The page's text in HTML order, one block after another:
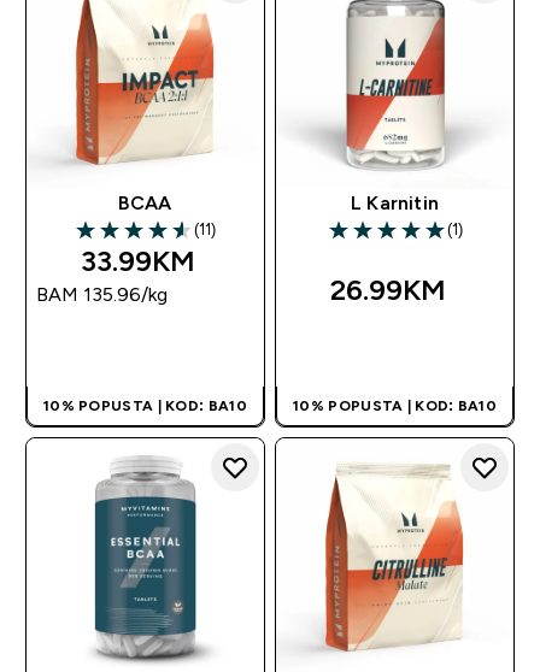
BCAA
4.55 out of 5 stars
(11)
33.99KM‎
BAM 135.96‎/kg
10% POPUSTA | KOD: BA10
L Karnitin
5 out of 5 stars
(1)
26.99KM‎
10% POPUSTA | KOD: BA10